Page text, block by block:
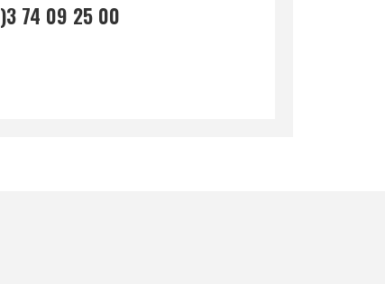
74 09 25 00